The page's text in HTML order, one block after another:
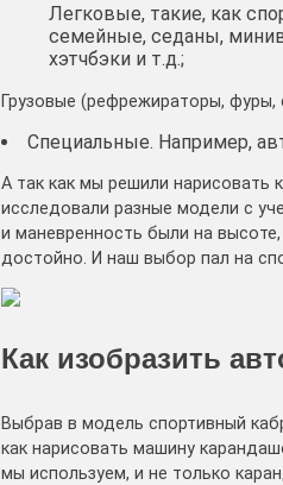
Легковые, такие, как
семейные, седаны,
хэтчбэки и т.д.;
Грузовые (рефрежираторы, фуры,
Специальные. Например,
А так как мы решили нарисовать
исследовали разные модели с
и маневренность были на
достойно. И наш выбор пал на
Как изобразить
Выбрав в модель спортивный
как нарисовать машину
мы используем, и не только